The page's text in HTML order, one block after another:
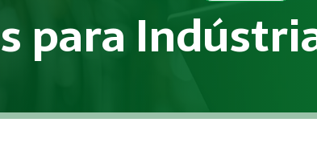
para
previstas nas Normas